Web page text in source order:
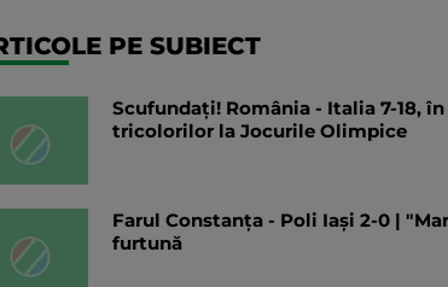
PE SUBIECT
Scufundați! România - Italia 7-18,
tricolorilor la Jocurile Olimpice
Farul Constanța - Poli Iași 2-0 |
furtună